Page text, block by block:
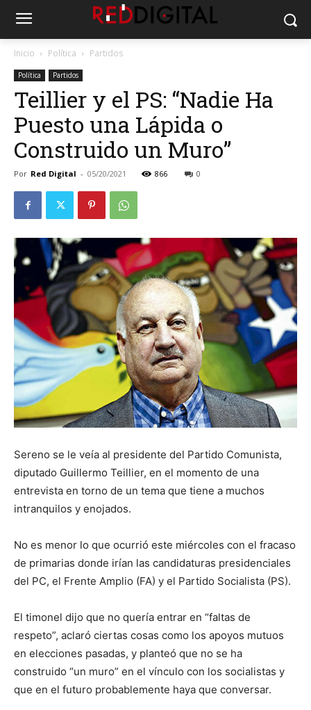
Inicio Política Partidos
Política Partidos
Teillier y el PS: “Nadie Ha
Puesto una Lápida o
Construido un Muro”
Por Red Digital - 05/20/2021 866 0
Sereno se le veía al presidente del Partido Comunista,
diputado Guillermo Teillier, en el momento de una
entrevista en torno de un tema que tiene a muchos
intranquilos y enojados.
No es menor lo que ocurrió este miércoles con el fracaso
de primarias donde irían las candidaturas presidenciales
del PC, el Frente Amplio (FA) y el Partido Socialista (PS).
El timonel dijo que no quería entrar en “faltas de
respeto”, aclaró ciertas cosas como los apoyos mutuos
en elecciones pasadas, y planteó que no se ha
construido “un muro” en el vínculo con los socialistas y
que en el futuro probablemente haya que conversar.